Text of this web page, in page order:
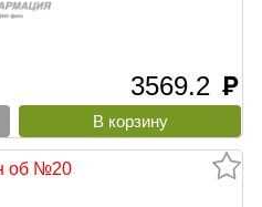
3569.2 руб
об №20